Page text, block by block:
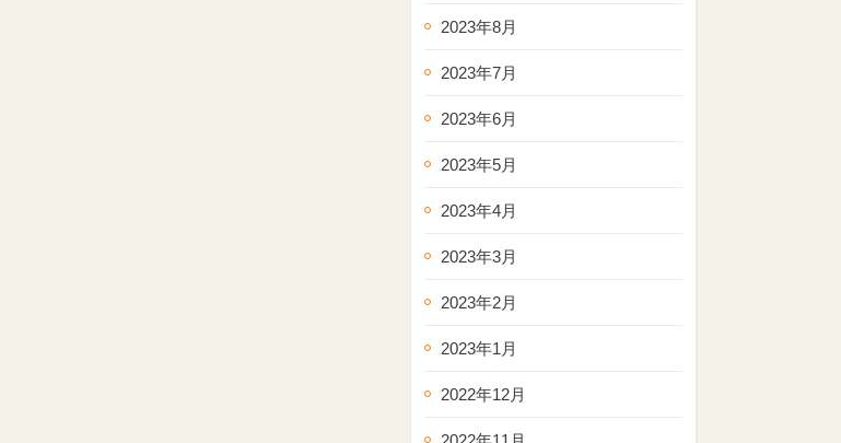
2023年8月
2023年7月
2023年6月
2023年5月
2023年4月
2023年3月
2023年2月
2023年1月
2022年12月